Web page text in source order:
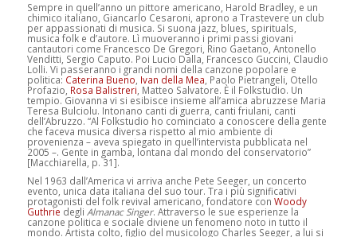
Sempre in quell’anno un pittore americano, Harold Bradley, e un
chimico italiano, Giancarlo Cesaroni, aprono a Trastevere un club
per appassionati di musica. Si suona jazz, blues, spirituals,
musica folk e d’autore. Lì muoveranno i primi passi giovani
cantautori come Francesco De Gregori, Rino Gaetano, Antonello
Venditti, Sergio Caputo. Poi Lucio Dalla, Francesco Guccini, Claudio
Lolli. Vi passeranno i grandi nomi della canzone popolare e
politica: Caterina Bueno, Ivan della Mea, Paolo Pietrangeli, Otello
Profazio, Rosa Balistreri, Matteo Salvatore. È il Folkstudio. Un
tempio. Giovanna vi si esibisce insieme all’amica abruzzese Maria
Teresa Bulciolu. Intonano canti di guerra, canti friulani, canti
dell’Abruzzo. “Al Folkstudio ho cominciato a conoscere della gente
che faceva musica diversa rispetto al mio ambiente di
provenienza – aveva spiegato in quell’intervista pubblicata nel
2005 –. Gente in gamba, lontana dal mondo del conservatorio”
[Macchiarella, p. 31].
Nel 1963 dall’America vi arriva anche Pete Seeger, un concerto
evento, unica data italiana del suo tour. Tra i più significativi
protagonisti del folk revival americano, fondatore con Woody
Guthrie degli Almanac Singer. Attraverso le sue esperienze la
canzone politica e sociale diviene un fenomeno noto in tutto il
mondo. Artista colto, figlio del musicologo Charles Seeger, a lui si